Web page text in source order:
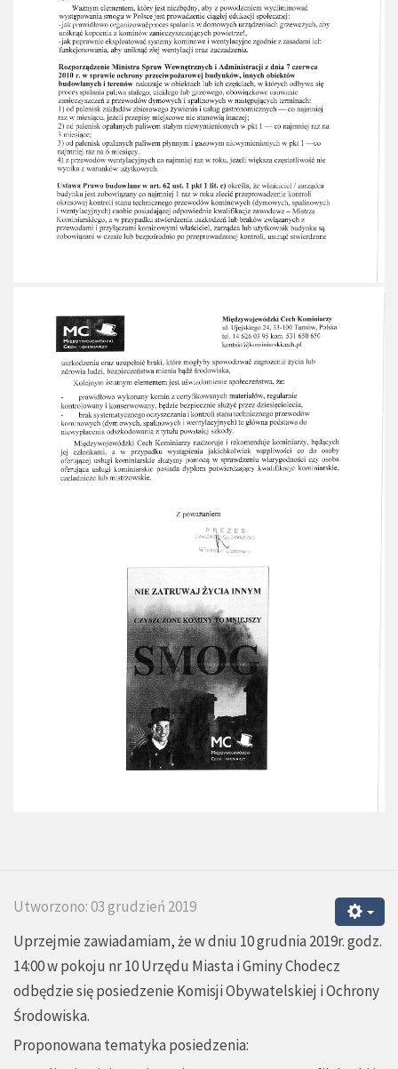
Utworzono: 03 grudzień 2019
Uprzejmie zawiadamiam, że w dniu 10 grudnia 2019r. godz.
14:00 w pokoju nr 10 Urzędu Miasta i Gminy Chodecz
odbędzie się posiedzenie Komisji Obywatelskiej i Ochrony
Środowiska.
Proponowana tematyka posiedzenia: